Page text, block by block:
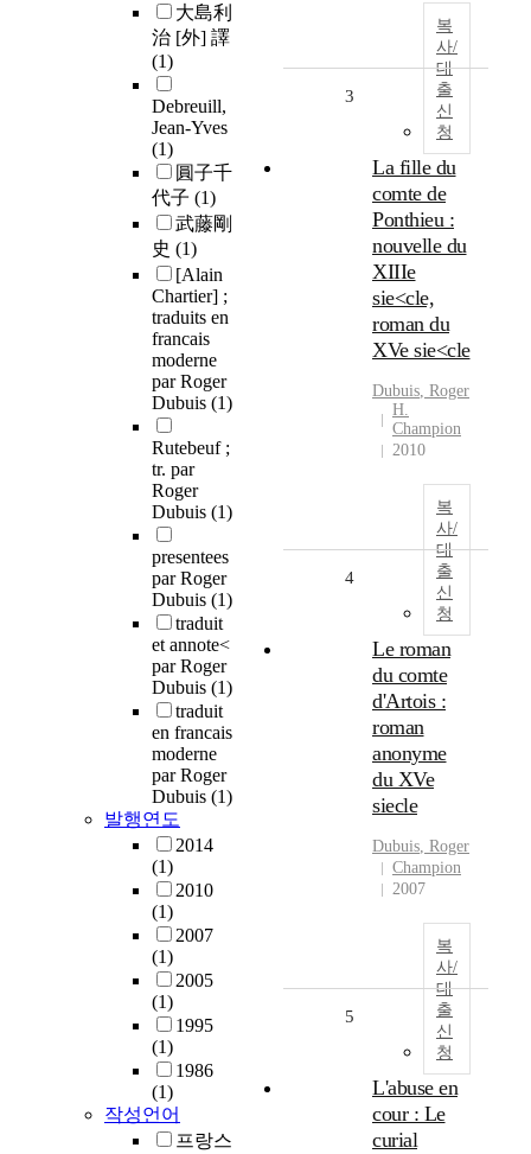
大島利
治 [外] 譯
(1)
Debreuill,
Jean-Yves
(1)
圓子千
代子 (1)
武藤剛
史 (1)
[Alain
Chartier] ;
traduits en
francais
moderne
par Roger
Dubuis (1)
Rutebeuf ;
tr. par
Roger
Dubuis (1)
presentees
par Roger
Dubuis (1)
traduit
et annote<
par Roger
Dubuis (1)
traduit
en francais
moderne
par Roger
Dubuis (1)
발행연도
2014
(1)
2010
(1)
2007
(1)
2005
(1)
1995
(1)
1986
(1)
작성언어
프랑스
복
사/
대
출
신
청
3
La fille du
comte de
Ponthieu :
nouvelle du
XIIIe
sie<cle,
roman du
XVe sie<cle
Dubuis, Roger
H.
Champion
2010
복
사/
대
출
신
청
4
Le roman
du comte
d'Artois :
roman
anonyme
du XVe
siecle
Dubuis, Roger
Champion
2007
복
사/
대
출
신
청
5
L'abuse en
cour : Le
curial